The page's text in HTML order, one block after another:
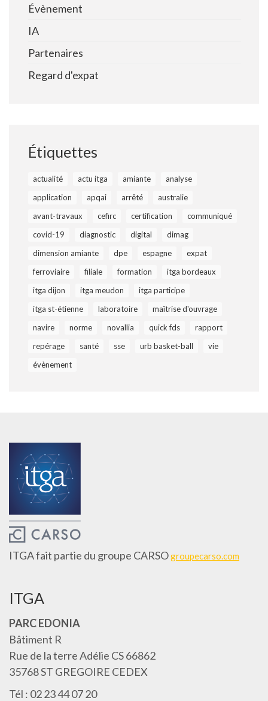
Évènement
IA
Partenaires
Regard d'expat
Étiquettes
actualité actu itga amiante
analyse
application
apqai arrêté
australie
avant-travaux
cefirc certification
communiqué
covid-19
diagnostic digital
dimag
dimension amiante
dpe espagne
expat
ferroviaire
filiale formation
itga bordeaux
itga dijon
itga meudon
itga participe
itga st-étienne
laboratoire
maîtrise d'ouvrage
navire
norme novallia quick fds
rapport
repérage
santé sse urb basket-ball
vie
évènement
ITGA fait partie du groupe CARSOgroupecarso.com
ITGA
PARC EDONIA
Bâtiment R
Rue de la terre Adélie CS 66862
35768 ST GREGOIRE CEDEX
Tél : 02 23 44 07 20